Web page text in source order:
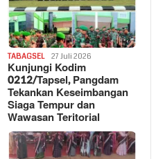
TABAGSEL 27 Juli 2026
Kunjungi Kodim
0212/Tapsel, Pangdam
Tekankan Keseimbangan
Siaga Tempur dan
Wawasan Teritorial